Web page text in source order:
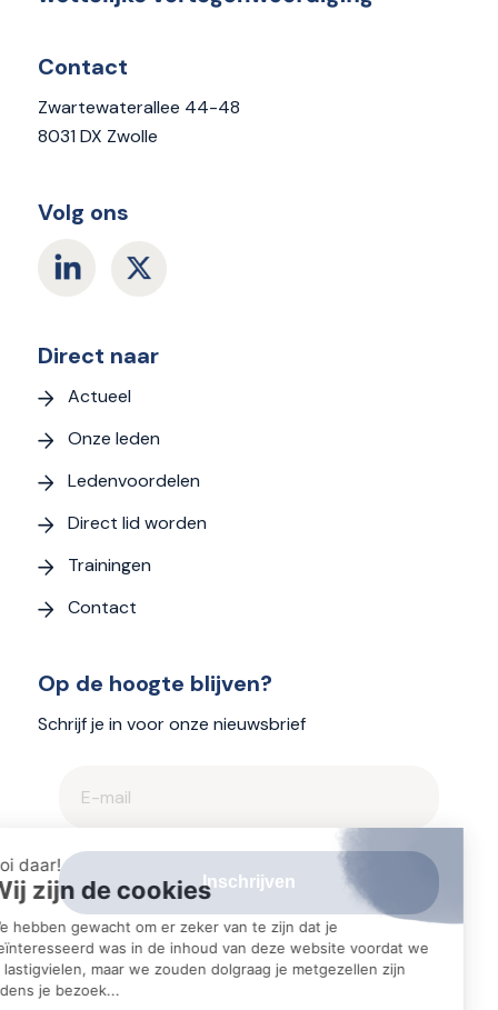
Contact
Zwartewaterallee 44-48
8031 DX Zwolle
Volg ons
Direct naar
Actueel
Onze leden
Ledenvoordelen
Direct lid worden
Trainingen
Contact
Op de hoogte blijven?
Schrijf je in voor onze nieuwsbrief